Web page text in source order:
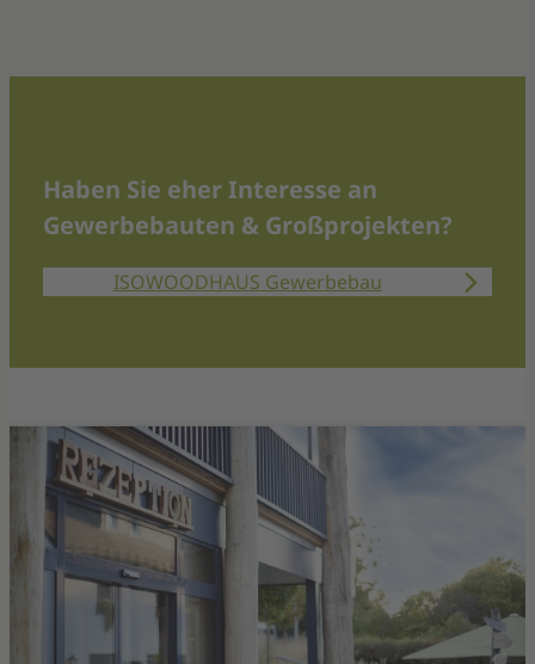
Haben Sie eher Interesse an
Gewerbebauten & Großprojekten?
ISOWOODHAUS Gewerbebau